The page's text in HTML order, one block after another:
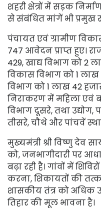
शहरी क्षेत्रों में सड़क
से संबंधित मांगें भी प्रमुख
पंचायत एवं ग्रामीण
747 आवेदन प्राप्त हुए।
429, खाद्य विभाग को 2
विकास विभाग को 1
विभाग को 1 लाख 42
निराकरण में महिला एवं
विभाग दूसरे, तथा
तीसरे, चौथे और पांचवें
मुख्यमंत्री श्री विष्णु देव
को, जनभागीदारी पर
बढ़ा रही है। गांवों में
करना, शिकायतों की
शासकीय तंत्र को अधिक
तिहार की मूल भावना है।